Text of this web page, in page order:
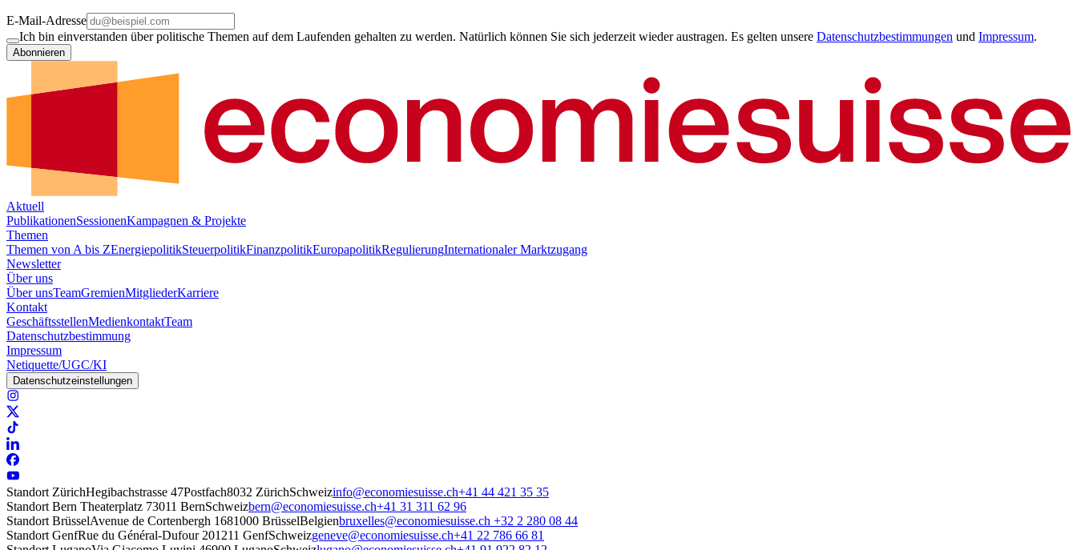
E-Mail-Adresse
Ich bin einverstanden über politische Themen auf dem Laufenden gehalten zu werden. Natürlich können Sie sich jederzeit wieder austragen. Es gelten unsere Datenschutzbestimmungen und Impressum.
Abonnieren
Aktuell
PublikationenSessionenKampagnen & Projekte
Themen
Themen von A bis ZEnergiepolitikSteuerpolitikFinanzpolitikEuropapolitikRegulierungInternationaler Marktzugang
Newsletter
Über uns
Über unsTeamGremienMitgliederKarriere
Kontakt
GeschäftsstellenMedienkontaktTeam
Datenschutzbestimmung
Impressum
Netiquette/UGC/KI
Datenschutzeinstellungen
Standort ZürichHegibachstrasse 47Postfach8032 ZürichSchweizinfo@economiesuisse.ch+41 44 421 35 35
Standort Bern Theaterplatz 73011 BernSchweizbern@economiesuisse.ch+41 31 311 62 96
Standort BrüsselAvenue de Cortenbergh 1681000 BrüsselBelgienbruxelles@economiesuisse.ch +32 2 280 08 44
Standort GenfRue du Général-Dufour 201211 GenfSchweizgeneve@economiesuisse.ch+41 22 786 66 81